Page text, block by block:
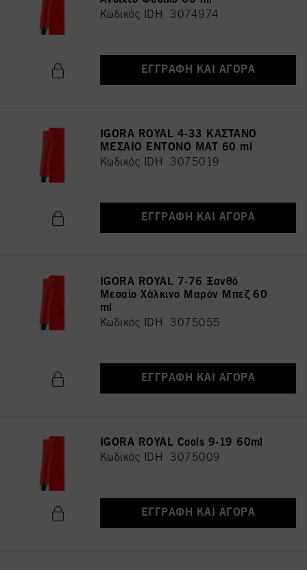
Κωδικός IDH 3074974
ΕΓΓΡΑΦΉ ΚΑΙ ΑΓΟΡΆ
IGORA ROYAL 4-33 ΚΑΣΤΑΝΟ
ΜΕΣΑΙΟ ΕΝΤΟΝΟ ΜΑΤ 60 ml
Κωδικός IDH 3075019
ΕΓΓΡΑΦΉ ΚΑΙ ΑΓΟΡΆ
IGORA ROYAL 7-76 Ξανθό
Μεσαίο Χάλκινο Μαρόν Μπεζ 60
ml
Κωδικός IDH 3075055
ΕΓΓΡΑΦΉ ΚΑΙ ΑΓΟΡΆ
IGORA ROYAL Cools 9-19 60ml
Κωδικός IDH 3075009
ΕΓΓΡΑΦΉ ΚΑΙ ΑΓΟΡΆ